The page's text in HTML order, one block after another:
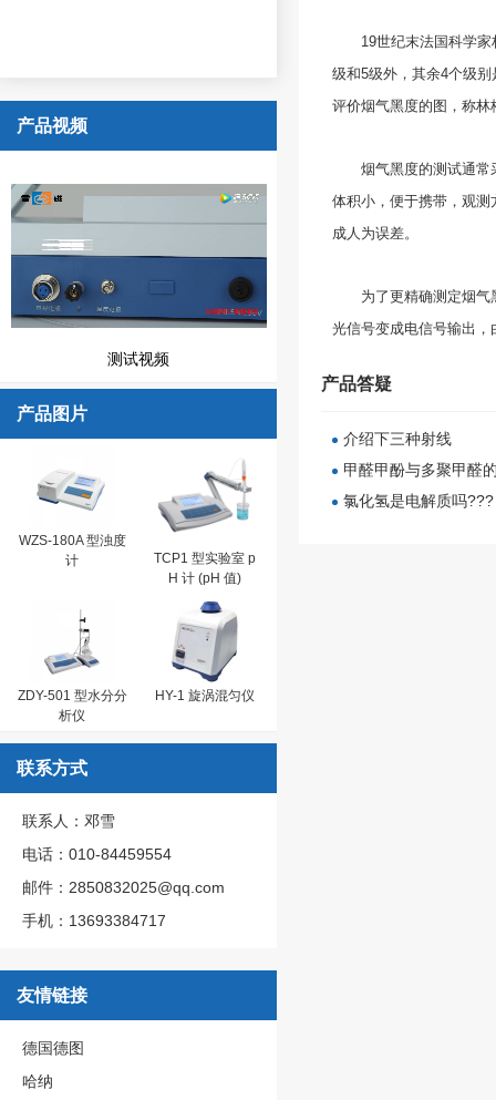
产品视频
测试视频
产品图片
WZS-180A 型浊度
计
TCP1 型实验室 p
H 计 (pH 值)
ZDY-501 型水分分
析仪
HY-1 旋涡混匀仪
联系方式
联系人：邓雪
电话：010-84459554
邮件：2850832025@qq.com
手机：13693384717
友情链接
德国德图
哈纳
19世纪末法国科学家林
级和5级外，其余4个级
评价烟气黑度的图，称
烟气黑度的测试通常
体积小，便于携带，观
成人为误差。
为了更精确测定烟气黑
光信号变成电信号输出
产品答疑
介绍下三种射线
甲醛甲酚与多聚甲醛
氯化氢是电解质吗???